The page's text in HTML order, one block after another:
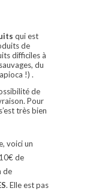
qui est
de
difficiles à
du
!) .
de
Pour
très bien
voici un
de
de
. Elle est pas